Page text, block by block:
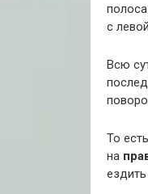
с
Всю
То
на